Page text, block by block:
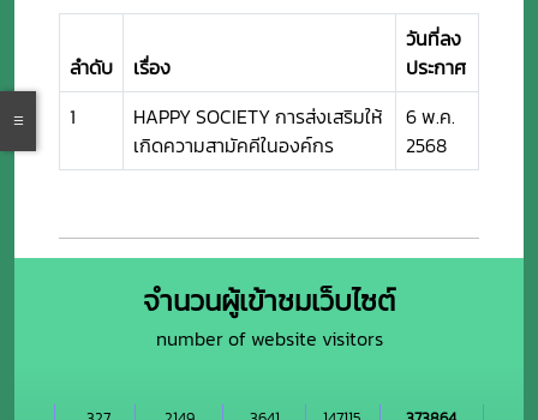
ลำดับ เรื่อง
วันที่ลง
ประกาศ
1
HAPPY SOCIETY การส่งเสริมให้
เกิดความสามัคคีในองค์กร
6 พ.ค.
2568
จำนวนผู้เข้าชมเว็บไซต์
number of website visitors